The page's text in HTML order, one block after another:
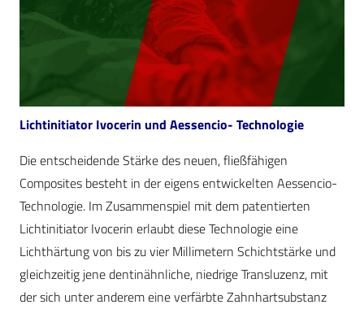
Lichtinitiator Ivocerin und Aessencio- Technologie
Die entscheidende Stärke des neuen, fließfähigen
Composites besteht in der eigens entwickelten Aessencio-
Technologie. Im Zusammenspiel mit dem patentierten
Lichtinitiator Ivocerin erlaubt diese Technologie eine
Lichthärtung von bis zu vier Millimetern Schichtstärke und
gleichzeitig jene dentinähnliche, niedrige Transluzenz, mit
der sich unter anderem eine verfärbte Zahnhartsubstanz